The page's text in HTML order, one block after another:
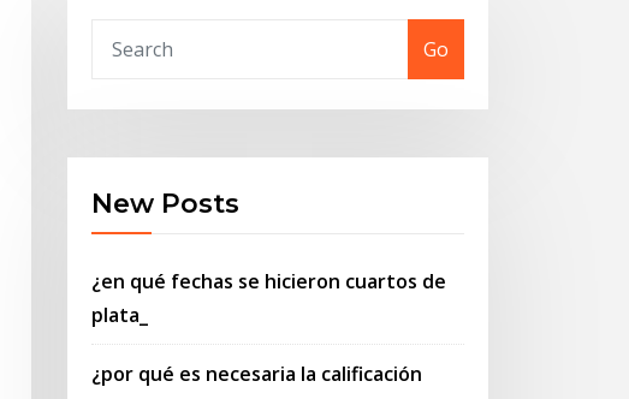
Go
New Posts
¿en qué fechas se hicieron cuartos de
plata_
¿por qué es necesaria la calificación